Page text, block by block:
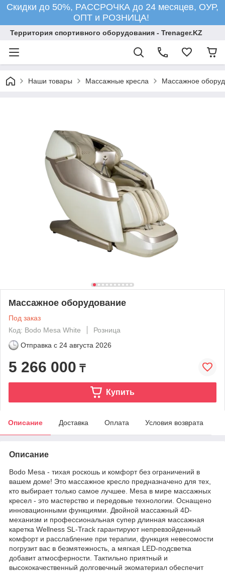
Скидки до 50%, РАССРОЧКА до 24 месяцев, ОУР,
ОПТ и РОЗНИЦА!
Территория спортивного оборудования - Trenager.KZ
Наши товары Массажные кресла Массажное
Массажное оборудование
Под заказ
Код: Bodo Mesa White
Розница
Отправка с 24 августа 2026
5 266 000 ₸
Купить
Описание Доставка Оплата Условия возврата
Описание
Bodo Mesa - тихая роскошь и комфорт без ограничений в
вашем доме! Это массажное кресло предназначено для тех,
кто выбирает только самое лучшее. Mesa в мире массажных
кресел - это мастерство и передовые технологии. Оснащено
инновационными функциями. Двойной массажный 4D-
механизм и профессиональная супер длинная массажная
каретка Wellness SL-Track гарантируют непревзойденный
комфорт и расслабление при терапии, функция невесомости
погрузит вас в безмятежность, а мягкая LED-подсветка
добавит атмосферности. Тактильно приятный и
высококачественный долговечный экоматериал обеспечит